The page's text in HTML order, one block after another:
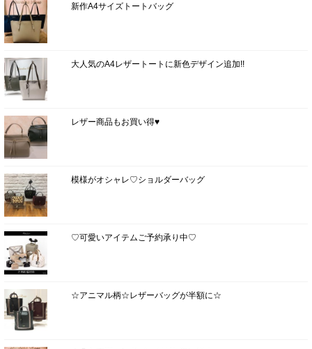
新作A4サイズトートバッグ
大人気のA4レザートートに新色デザイン追加!!
レザー商品もお買い得♥
模様がオシャレ♡ショルダーバッグ
♡可愛いアイテムご予約承り中♡
☆アニマル柄☆レザーバッグが半額に☆